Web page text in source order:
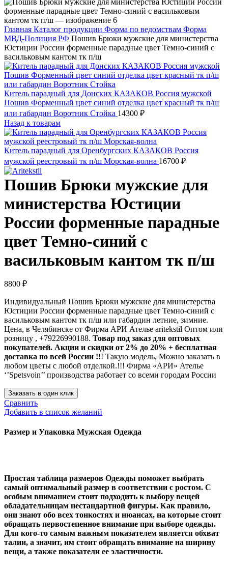
Главная Каталог продукции Форма по ведомствам Форма
МВД-Полиция РФ Пошив Брюки мужские для министерства
Юстиции России форменные парадные цвет Темно-синий с
васильковым кантом тк п/ш
Китель парадный для Донских КАЗАКОВ Россия мужской
Пошив Форменный цвет синий отделка цвет красный тк п/ш
или габардин Воротник Стойка 14300 ₽
Назад к товарам
Китель парадный для Оренбургских КАЗАКОВ Россия
мужской реестровый тк п/ш Морская-волна 16700 ₽
Пошив Брюки мужские для
министерства Юстиции
России форменные парадные
цвет Темно-синий с
васильковым кантом тк п/ш
8800 ₽
Индивидуальный Пошив Брюки мужские для министерства
Юстиции России форменные парадные цвет Темно-синий с
васильковым кантом тк п/ш или габардин летние, зимние.
Цена, в Челябинске от Фирма АРИ Ателье aritekstil Оптом или
розницу , +79226990188. Товар под заказ для оптовых
покупателей. Акции и скидки от 2% до 20% + бесплатная
доставка по всей России !!! Такую модель, Mожно заказать в
любом цветы с любой отделкой.!!! Фирма «АРИ» Ателье
‘’Spetsvoin’’ производства работает со всеми городам России
Заказать в один клик
Сравнить
Добавить в список желаний
Размер и Упаковка Мужская Одежда
Простая таблица размеров Одежды поможет выбрать
самый оптимальный размер в соответствии с ростом. С
особым вниманием стоит подходить к выбору вещей
обладательницам нестандартной фигуры. Как правило,
они знают обо всех тонкостях и нюансах, на которые стоит
обращать первостепенное внимание при выборе одежды.
Для кого-то самым важным показателем является обхват
талии, а значит, им стоит обращать внимание на ширину
вещи, а также показатели ее эластичности.